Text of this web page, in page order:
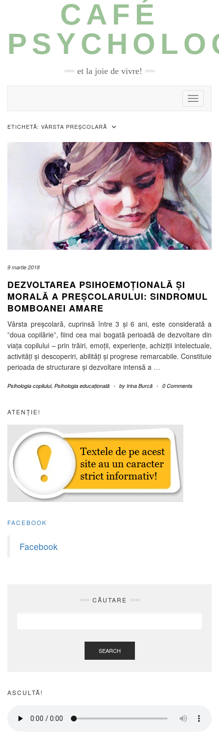
CAFÉ
et la joie de vivre!
Toggle
ETICHETĂ: VÂRSTA PREȘCOLARĂ
9 martie 2018
DEZVOLTAREA PSIHOEMOȚIONALĂ ȘI
MORALĂ A PREȘCOLARULUI: SINDROMUL
BOMBOANEI AMARE
Vârsta preșcolară, cuprinsă între 3 și 6 ani, este considerată a
”doua copilărie”, fiind cea mai bogată perioadă de dezvoltare din
viața copilului – prin trăiri, emoții, experiențe, achiziții intelectuale,
activități și descoperiri, abilități și progrese remarcabile. Constituie
perioada de structurare și dezvoltare intensă a …
Psihologia copilului, Psihologia educațională - by Irina Burcă - 0 Comments
ATENȚIE!
FACEBOOK
Facebook
CĂUTARE
SEARCH
ASCULTĂ!